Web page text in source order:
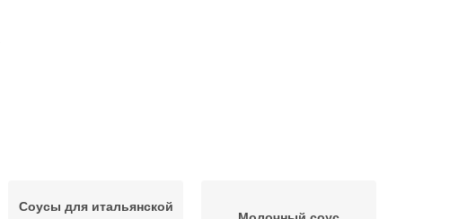
Соусы для итальянской